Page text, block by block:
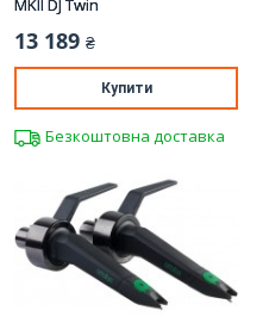
MKII DJ Twin
13 189 ₴
Купити
Безкоштовна доставка